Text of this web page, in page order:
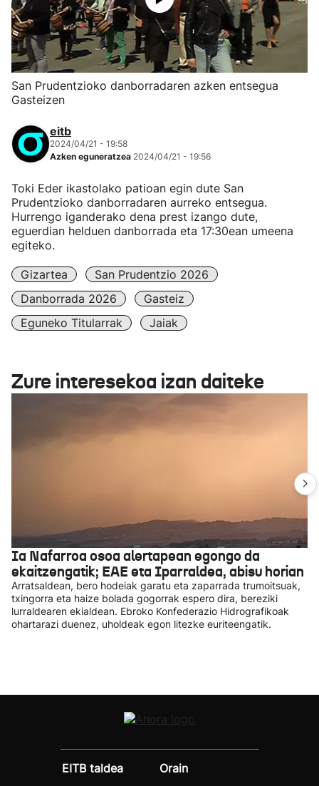
San Prudentzioko danborradaren azken entsegua
Gasteizen
eitb
2024/04/21 - 19:58
Azken eguneratzea 2024/04/21 - 19:56
Toki Eder ikastolako patioan egin dute San
Prudentzioko danborradaren aurreko entsegua.
Hurrengo iganderako dena prest izango dute,
eguerdian helduen danborrada eta 17:30ean umeena
egiteko.
Gizartea
San Prudentzio 2026
Danborrada 2026
Gasteiz
Eguneko Titularrak
Jaiak
Zure interesekoa izan daiteke
Ia Nafarroa osoa alertapean egongo da
ekaitzengatik; EAE eta Iparraldea, abisu horian
Arratsaldean, bero hodeiak garatu eta zaparrada trumoitsuak,
txingorra eta haize bolada gogorrak espero dira, bereziki
lurraldearen ekialdean. Ebroko Konfederazio Hidrografikoak
ohartarazi duenez, uholdeak egon litezke euriteengatik.
EITB taldea
Orain